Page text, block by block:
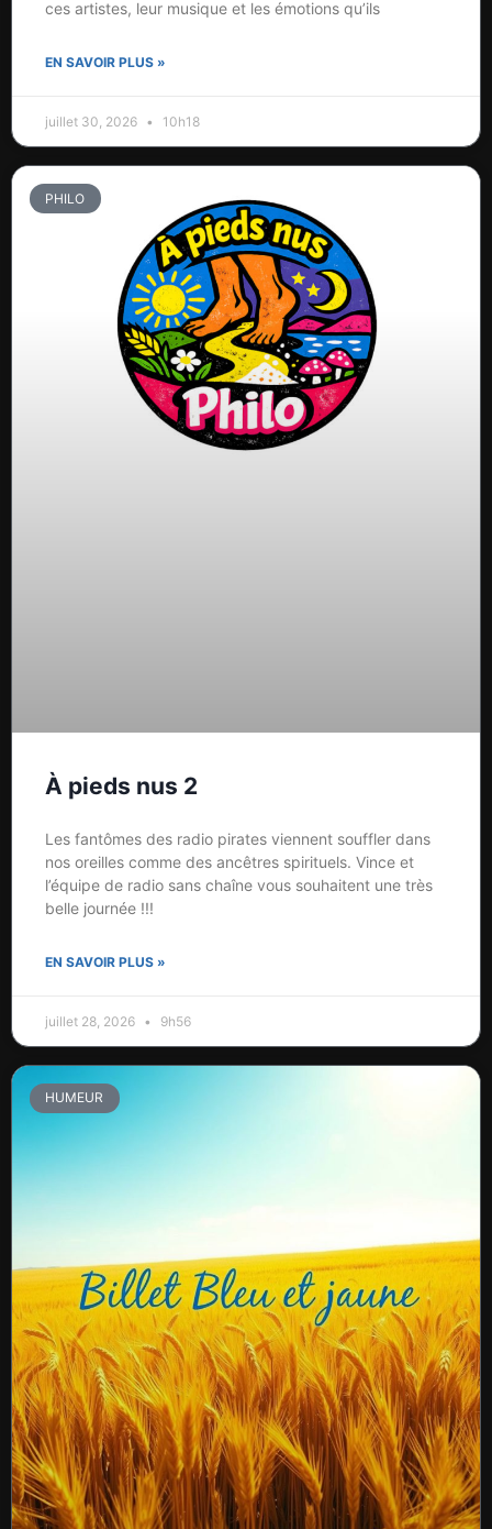
ces artistes, leur musique et les émotions qu’ils
EN SAVOIR PLUS »
juillet 30, 2026 10h18
PHILO
À pieds nus 2
Les fantômes des radio pirates viennent souffler dans
nos oreilles comme des ancêtres spirituels. Vince et
l’équipe de radio sans chaîne vous souhaitent une très
belle journée !!!
EN SAVOIR PLUS »
juillet 28, 2026 9h56
HUMEUR